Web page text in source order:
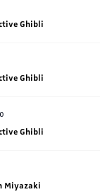
Ghibli
Ghibli
Ghibli
Miyazaki